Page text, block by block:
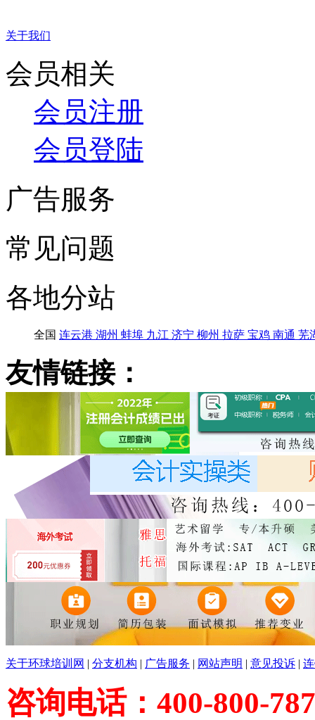
关于我们
会员相关
会员注册
会员登陆
广告服务
常见问题
各地分站
全国 连云港 湖州 蚌埠 九江 济宁 柳州 拉萨 宝鸡 南通 芜
友情链接：
关于环球培训网 | 分支机构 | 广告服务 | 网站声明 | 意见投诉 |
咨询电话：400-800-